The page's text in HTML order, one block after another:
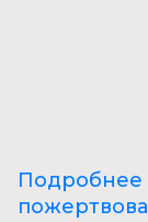
Подробнее